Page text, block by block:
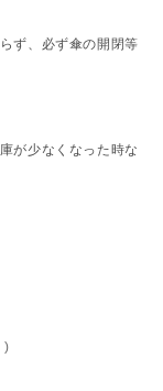
ず、必ず傘の開閉等
が少なくなった時な
)